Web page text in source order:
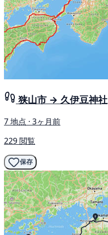
狭山市 → 久伊豆神社
7 地点 · 3ヶ月前
229 閲覧
保存